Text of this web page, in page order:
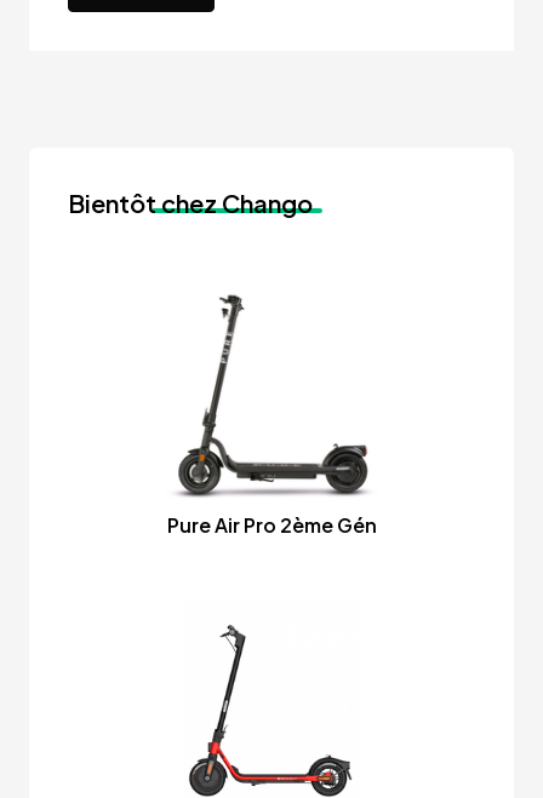
Bientôtchez Chango
Pure Air Pro 2ème Gén